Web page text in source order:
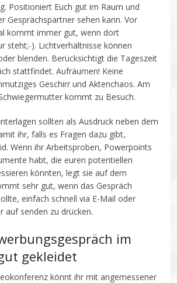
Positioniert Euch gut im Raum und
Gesprächspartner sehen kann. Vor
kommt immer gut, wenn dort
steht;-). Lichtverhältnisse können
blenden. Berücksichtigt die Tageszeit
stattfindet. Aufräumen! Keine
Geschirr und Aktenchaos. Am
kommt zu Besuch.
sollten als Ausdruck neben dem
ihr, falls es Fragen dazu gibt,
Wenn ihr Arbeitsproben, Powerpoints
habt, die euren potentiellen
könnten, legt sie auf dem
sehr gut, wenn das Gespräch
einfach schnell via E-Mail oder
auf senden zu drücken.
im
gekleidet
könnt ihr mit angemessener